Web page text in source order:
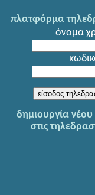
πλατφόρμα
όνομα
δημιουργία
στις